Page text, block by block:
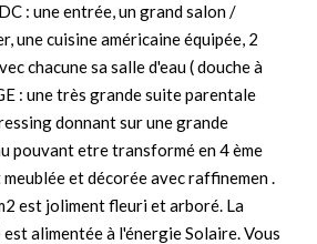
: une entrée, un grand salon /
une cuisine américaine équipée, 2
chacune sa salle d'eau ( douche à
: une très grande suite parentale
donnant sur une grande
pouvant etre transformé en 4 ème
et décorée avec raffinemen .
est joliment fleuri et arboré. La
alimentée à l'énergie Solaire. Vous